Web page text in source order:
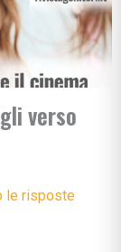
verso